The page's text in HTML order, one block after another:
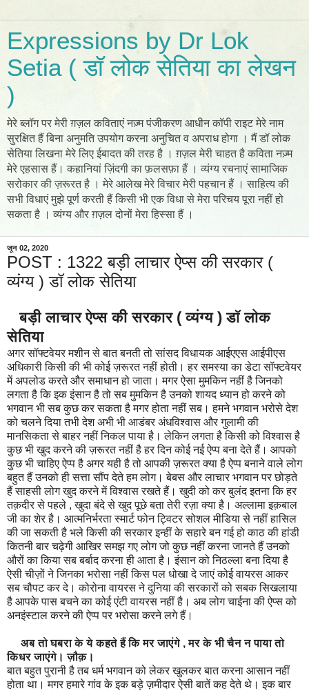
Expressions by Dr Lok
Setia ( डॉ लोक सेतिया का लेखन
)
मेरे ब्लॉग पर मेरी ग़ज़ल कविताएं नज़्म पंजीकरण आधीन कॉपी राइट मेरे नाम
सुरक्षित हैं बिना अनुमति उपयोग करना अनुचित व अपराध होगा । मैं डॉ लोक
सेतिया लिखना मेरे लिए ईबादत की तरह है । ग़ज़ल मेरी चाहत है कविता नज़्म
मेरे एहसास हैं। कहानियां ज़िंदगी का फ़लसफ़ा हैं । व्यंग्य रचनाएं सामाजिक
सरोकार की ज़रूरत है । मेरे आलेख मेरे विचार मेरी पहचान हैं । साहित्य की
सभी विधाएं मुझे पूर्ण करती हैं किसी भी एक विधा से मेरा परिचय पूरा नहीं हो
सकता है । व्यंग्य और ग़ज़ल दोनों मेरा हिस्सा हैं ।
जून 02, 2020
POST : 1322 बड़ी लाचार ऐप्स की सरकार (
व्यंग्य ) डॉ लोक सेतिया
बड़ी लाचार ऐप्स की सरकार ( व्यंग्य ) डॉ लोक
सेतिया
अगर सॉफ्टवेयर मशीन से बात बनती तो सांसद विधायक आईएएस आईपीएस
अधिकारी किसी की भी कोई ज़रूरत नहीं होती। हर समस्या का डेटा सॉफ्टवेयर
में अपलोड करते और समाधान हो जाता। मगर ऐसा मुमकिन नहीं है जिनको
लगता है कि इक इंसान है तो सब मुमकिन है उनको शायद ध्यान हो करने को
भगवान भी सब कुछ कर सकता है मगर होता नहीं सब। हमने भगवान भरोसे देश
को चलने दिया तभी देश अभी भी आडंबर अंधविश्वास और गुलामी की
मानसिकता से बाहर नहीं निकल पाया है। लेकिन लगता है किसी को विश्वास है
कुछ भी खुद करने की ज़रूरत नहीं है हर दिन कोई नई ऐप्प बना देते हैं। आपको
कुछ भी चाहिए ऐप्प है अगर यही है तो आपकी ज़रूरत क्या है ऐप्प बनाने वाले लोग
बहुत हैं उनको ही सत्ता सौंप देते हम लोग। बेबस और लाचार भगवान पर छोड़ते
हैं साहसी लोग खुद करने में विश्वास रखते हैं। खुदी को कर बुलंद इतना कि हर
तक़दीर से पहले , खुदा बंदे से खुद पूछे बता तेरी रज़ा क्या है। अल्लामा इक़बाल
जी का शेर है। आत्मनिर्भरता स्मार्ट फोन ट्विटर सोशल मीडिया से नहीं हासिल
की जा सकती है भले किसी की सरकार इन्हीं के सहारे बन गई हो काठ की हांडी
कितनी बार चढ़ेगी आखिर समझ गए लोग जो कुछ नहीं करना जानते हैं उनको
औरों का किया सब बर्बाद करना ही आता है। इंसान को निठल्ला बना दिया है
ऐसी चीज़ों ने जिनका भरोसा नहीं किस पल धोखा दे जाएं कोई वायरस आकर
सब चौपट कर दे। कोरोना वायरस ने दुनिया की सरकारों को सबक सिखलाया
है आपके पास बचने का कोई एंटी वायरस नहीं है। अब लोग चाईना की ऐप्स को
अनइंस्टाल करने की ऐप्प पर भरोसा करने लगे हैं।
अब तो घबरा के ये कहते हैं कि मर जाएंगे , मर के भी चैन न पाया तो
किधर जाएंगे। ज़ौक़।
बात बहुत पुरानी है तब धर्म भगवान को लेकर खुलकर बात करना आसान नहीं
होता था। मगर हमारे गांव के इक बड़े ज़मीदार ऐसी बातें कह देते थे। इक बार